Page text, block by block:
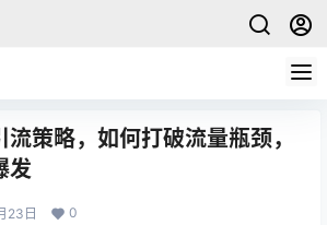
策略，如何打破流量瓶颈，
发
23日 0